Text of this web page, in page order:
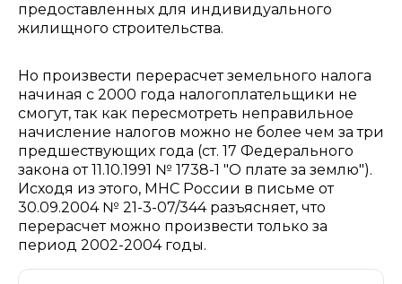
предоставленных для индивидуального
жилищного строительства.
Но произвести перерасчет земельного налога
начиная с 2000 года налогоплательщики не
смогут, так как пересмотреть неправильное
начисление налогов можно не более чем за три
предшествующих года (ст. 17 Федерального
закона от 11.10.1991 № 1738-1 "О плате за землю").
Исходя из этого, МНС России в письме от
30.09.2004 № 21-3-07/344 разъясняет, что
перерасчет можно произвести только за
период 2002-2004 годы.